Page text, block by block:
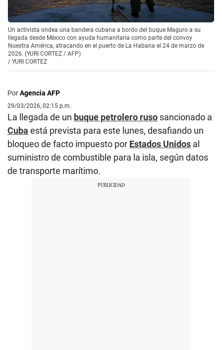
Un activista ondea una bandera cubana a bordo del buque Maguro a su
llegada desde México con ayuda humanitaria como parte del convoy
Nuestra América, atracando en el puerto de La Habana el 24 de marzo de
2026. (YURI CORTEZ / AFP)
/ YURI CORTEZ
PorAgencia AFP
29/03/2026, 02:15 p.m.
La llegada de un buque petrolero ruso sancionado a
Cuba está prevista para este lunes, desafiando un
bloqueo de facto impuesto por Estados Unidos al
suministro de combustible para la isla, según datos
de transporte marítimo.